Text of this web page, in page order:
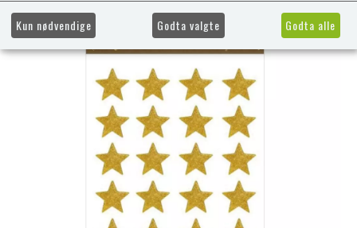
Kun nødvendige Godta valgte Godta alle